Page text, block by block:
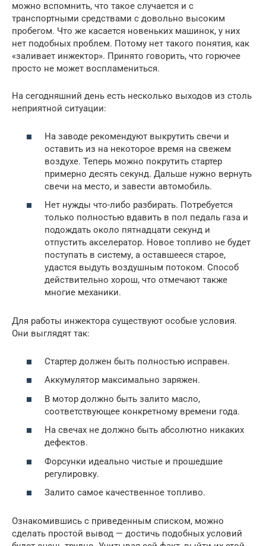
можно вспомнить, что такое случается и с
транспортными средствами с довольно высоким
пробегом. Что же касается новеньких машинок, у них
нет подобных проблем. Потому нет такого понятия, как
«заливает инжектор». Принято говорить, что горючее
просто не может воспламениться.
На сегодняшний день есть несколько выходов из столь
неприятной ситуации:
На заводе рекомендуют выкрутить свечи и
оставить из на некоторое время на свежем
воздухе. Теперь можно покрутить стартер
примерно десять секунд. Дальше нужно вернуть
свечи на место, и завести автомобиль.
Нет нужды что-либо разбирать. Потребуется
только полностью вдавить в пол педаль газа и
подождать около пятнадцати секунд и
отпустить акселератор. Новое топливо не будет
поступать в систему, а оставшееся старое,
удастся выдуть воздушным потоком. Способ
действительно хорош, что отмечают также
многие механики.
Для работы инжектора существуют особые условия.
Они выглядят так:
Стартер должен быть полностью исправен.
Аккумулятор максимально заряжен.
В мотор должно быть залито масло,
соответствующее конкретному времени года.
На свечах не должно быть абсолютно никаких
дефектов.
Форсунки идеально чистые и прошедшие
регулировку.
Залито самое качественное топливо.
Ознакомившись с приведенным списком, можно
сделать простой вывод — достичь подобных условий